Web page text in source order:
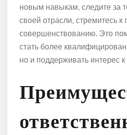
новым навыкам, следите за
своей отрасли, стремитесь к
совершенствованию. Это
стать более
но и поддерживать интерес